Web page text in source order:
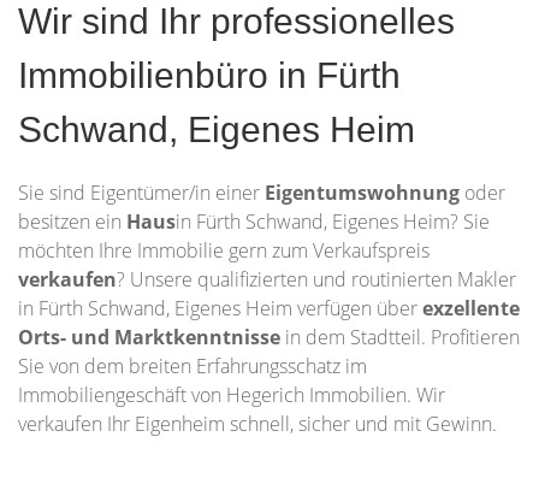
Wir sind Ihr professionelles
Immobilienbüro in Fürth
Schwand, Eigenes Heim
Sie sind Eigentümer/in einer Eigentumswohnung oder
besitzen ein Hausin Fürth Schwand, Eigenes Heim? Sie
möchten Ihre Immobilie gern zum Verkaufspreis
verkaufen? Unsere qualifizierten und routinierten Makler
in Fürth Schwand, Eigenes Heim verfügen überexzellente
Orts- und Marktkenntnisse in dem Stadtteil. Profitieren
Sie von dem breiten Erfahrungsschatz im
Immobiliengeschäft von Hegerich Immobilien. Wir
verkaufen Ihr Eigenheim schnell, sicher und mit Gewinn.